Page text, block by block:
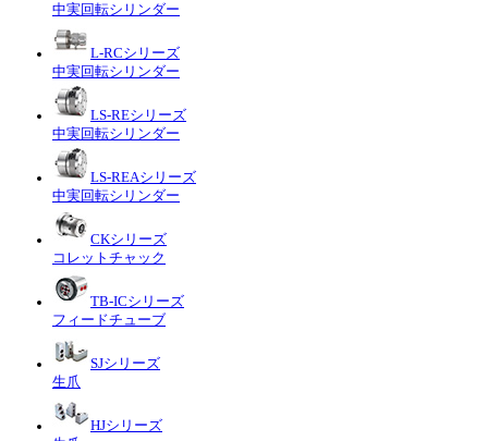
中実回転シリンダー
L-RCシリーズ
中実回転シリンダー
LS-REシリーズ
中実回転シリンダー
LS-REAシリーズ
中実回転シリンダー
CKシリーズ
コレットチャック
TB-ICシリーズ
フィードチューブ
SJシリーズ
生爪
HJシリーズ